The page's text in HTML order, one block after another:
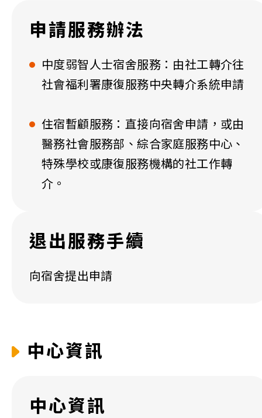
申請服務辦法
中度弱智人士宿舍服務：由社工轉介往
社會福利署康復服務中央轉介系統申請
住宿暫顧服務：直接向宿舍申請，或由
醫務社會服務部、綜合家庭服務中心、
特殊學校或康復服務機構的社工作轉
介。
退出服務手續
向宿舍提出申請
中心資訊
中心資訊